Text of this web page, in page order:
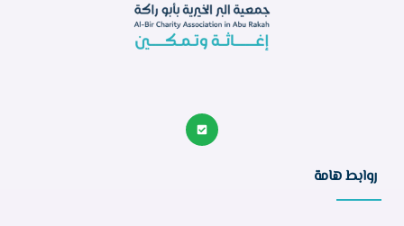
روابط هامة